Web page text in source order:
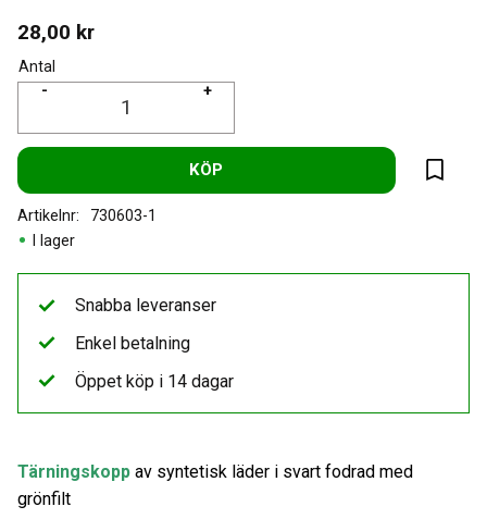
28,00 kr
Antal
+
-
KÖP
Lägg
I lager
Artikelnr 730603-1
Tärningskopp av syntetisk läder i svart fodrad med
grönfilt
Snabba leveranser
Enkel betalning
Öppet köp i 14 dagar